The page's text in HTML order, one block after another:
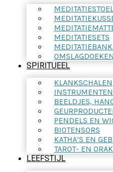
MEDITATIESETS
OMSLAGDOEKEN
SPIRITUEEL
KLANKSCHALEN
BEELDJES,
PENDELS EN
BIOTENSORS
KATHA’S EN
TAROT- EN
LEEFSTIJL